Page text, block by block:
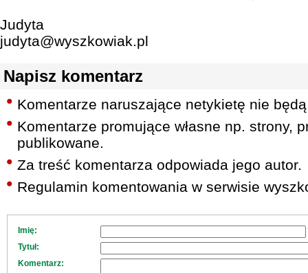
Judyta
judyta@wyszkowiak.pl
Napisz komentarz
Komentarze naruszające netykietę nie
Komentarze promujące własne np. strony,
publikowane.
Za treść komentarza odpowiada jego autor.
Regulamin komentowania w serwisie
Imię:
Tytuł:
Komentarz: